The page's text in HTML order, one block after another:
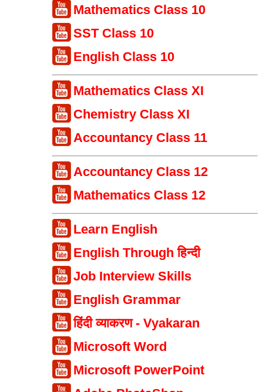
Mathematics Class 10
SST Class 10
English Class 10
Mathematics Class XI
Chemistry Class XI
Accountancy Class 11
Accountancy Class 12
Mathematics Class 12
Learn English
English Through हिन्दी
Job Interview Skills
English Grammar
हिंदी व्याकरण - Vyakaran
Microsoft Word
Microsoft PowerPoint